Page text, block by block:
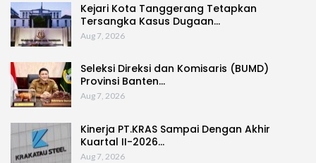
Kejari Kota Tanggerang Tetapkan
Tersangka Kasus Dugaan…
Aug 7, 2026
Seleksi Direksi dan Komisaris (BUMD)
Provinsi Banten…
Aug 7, 2026
Kinerja PT.KRAS Sampai Dengan Akhir
Kuartal II-2026…
Aug 7, 2026